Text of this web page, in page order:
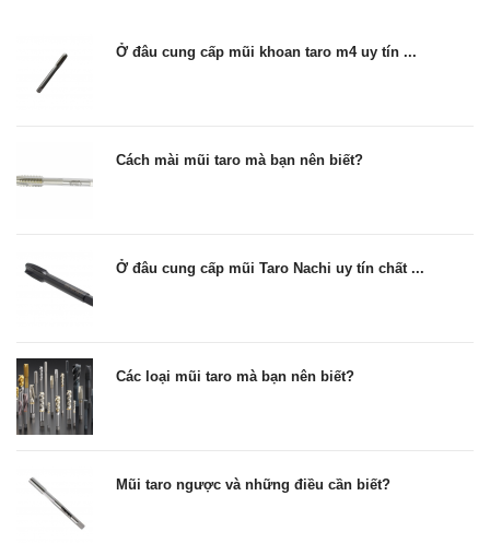
Ở đâu cung cấp mũi khoan taro m4 uy tín ...
Cách mài mũi taro mà bạn nên biết?
Ở đâu cung cấp mũi Taro Nachi uy tín chất ...
Các loại mũi taro mà bạn nên biết?
Mũi taro ngược và những điều cần biết?